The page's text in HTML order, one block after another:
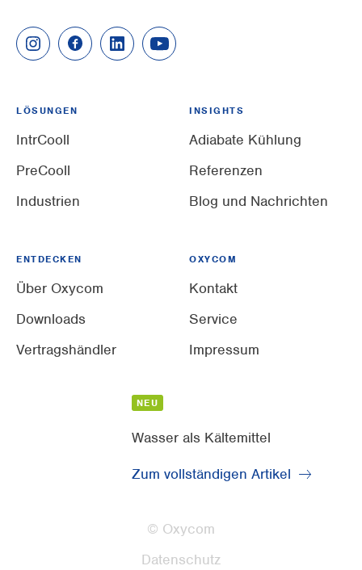
LÖSUNGEN
IntrCooll
PreCooll
Industrien
INSIGHTS
Adiabate Kühlung
Referenzen
Blog und Nachrichten
ENTDECKEN
Über Oxycom
Downloads
Vertragshändler
OXYCOM
Kontakt
Service
Impressum
NEU
Wasser als Kältemittel
Zum vollständigen Artikel
© Oxycom
Datenschutz